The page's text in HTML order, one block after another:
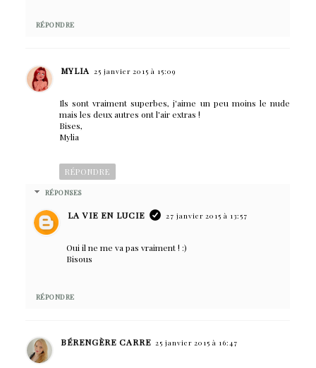
RÉPONDRE
MYLIA 25 janvier 2015 à 15:09
Ils sont vraiment superbes, j'aime un peu moins le nude
mais les deux autres ont l'air extras !
Bises,
Mylia
RÉPONDRE
RÉPONSES
LA VIE EN LUCIE 27 janvier 2015 à 13:57
Oui il ne me va pas vraiment ! :)
Bisous
RÉPONDRE
BÉRENGÈRE CARRE 25 janvier 2015 à 16:47